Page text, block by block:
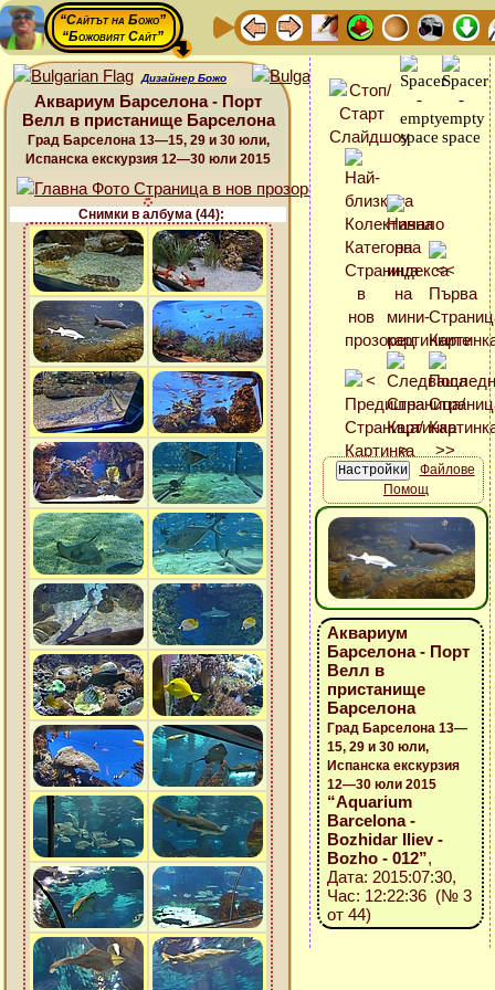
“Сайтът на Божо”
“Божовият Сайт”
Дизайнер Божо
Аквариум Барселона - Порт
Велл в пристанище Барселона
Град Барселона 13—15, 29 и 30 юли,
Испанска екскурзия 12—30 юли 2015
Снимки в албума (44):
Файлове
Помощ
Аквариум
Барселона - Порт
Велл в
пристанище
Барселона
Град Барселона 13—
15, 29 и 30 юли,
Испанска екскурзия
12—30 юли 2015
“Aquarium
Barcelona -
Bozhidar Iliev -
Bozho - 012”,
Дата: 2015:07:30,
Час: 12:22:36 (№ 3
от 44)